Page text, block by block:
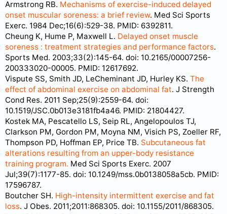
Armstrong RB. Mechanisms of exercise-induced delayed
onset muscular soreness: a brief review. Med Sci Sports
Exerc. 1984 Dec;16(6):529-38. PMID: 6392811.
Cheung K, Hume P, Maxwell L. Delayed onset muscle
soreness : treatment strategies and performance factors.
Sports Med. 2003;33(2):145-64. doi: 10.2165/00007256-
200333020-00005. PMID: 12617692.
Vispute SS, Smith JD, LeCheminant JD, Hurley KS. The
effect of abdominal exercise on abdominal fat. J Strength
Cond Res. 2011 Sep;25(9):2559-64. doi:
10.1519/JSC.0b013e3181fb4a46. PMID: 21804427.
Kostek MA, Pescatello LS, Seip RL, Angelopoulos TJ,
Clarkson PM, Gordon PM, Moyna NM, Visich PS, Zoeller RF,
Thompson PD, Hoffman EP, Price TB. Subcutaneous fat
alterations resulting from an upper-body resistance
training program. Med Sci Sports Exerc. 2007
Jul;39(7):1177-85. doi: 10.1249/mss.0b0138058a5cb. PMID:
17596787.
Boutcher SH. High-intensity intermittent exercise and fat
loss. J Obes. 2011;2011:868305. doi: 10.1155/2011/868305.